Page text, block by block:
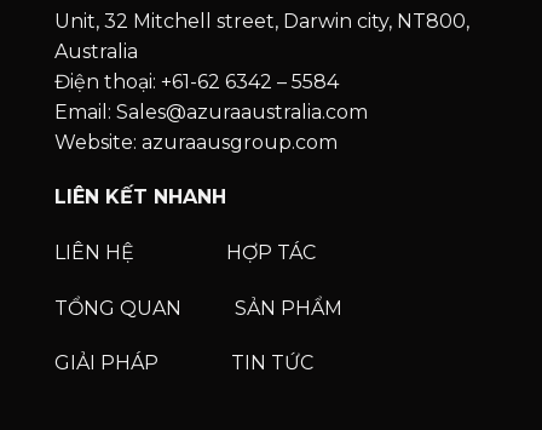
Unit, 32 Mitchell street, Darwin city, NT800,
Australia
Điện thoại: +61-62 6342 – 5584
Email: Sales@azuraaustralia.com
Website: azuraausgroup.com
LIÊN KẾT NHANH
LIÊN HỆ HỢP TÁC
TỔNG QUAN SẢN PHẨM
GIẢI PHÁP TIN TỨC